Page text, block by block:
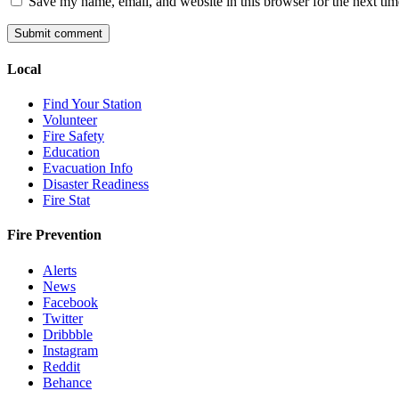
Local
Find Your Station
Volunteer
Fire Safety
Education
Evacuation Info
Disaster Readiness
Fire Stat
Fire Prevention
Alerts
News
Facebook
Twitter
Dribbble
Instagram
Reddit
Behance